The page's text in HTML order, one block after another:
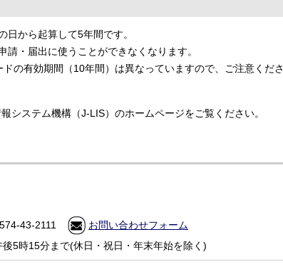
から起算して5年間です。
・届出に使うことができなくなります。
の有効期間（10年間）は異なっていますので、ご注意くださ
ステム機構（J-LIS）のホームページをご覧ください。
43-2111
お問い合わせフォーム
5時15分まで(休日・祝日・年末年始を除く)